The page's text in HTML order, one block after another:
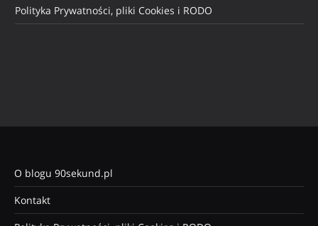
Polityka Prywatności, pliki Cookies i RODO
O blogu 90sekund.pl
Kontakt